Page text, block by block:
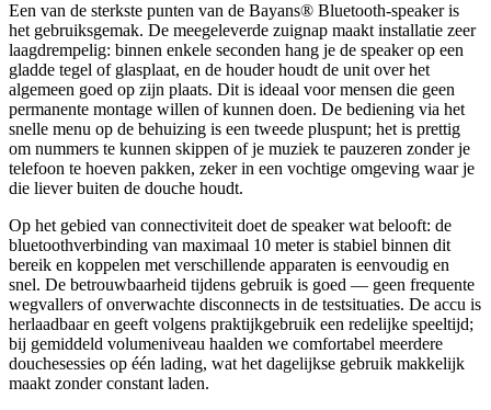
Een van de sterkste punten van de Bayans® Bluetooth-speaker is
het gebruiksgemak. De meegeleverde zuignap maakt installatie zeer
laagdrempelig: binnen enkele seconden hang je de speaker op een
gladde tegel of glasplaat, en de houder houdt de unit over het
algemeen goed op zijn plaats. Dit is ideaal voor mensen die geen
permanente montage willen of kunnen doen. De bediening via het
snelle menu op de behuizing is een tweede pluspunt; het is prettig
om nummers te kunnen skippen of je muziek te pauzeren zonder je
telefoon te hoeven pakken, zeker in een vochtige omgeving waar je
die liever buiten de douche houdt.
Op het gebied van connectiviteit doet de speaker wat belooft: de
bluetoothverbinding van maximaal 10 meter is stabiel binnen dit
bereik en koppelen met verschillende apparaten is eenvoudig en
snel. De betrouwbaarheid tijdens gebruik is goed — geen frequente
wegvallers of onverwachte disconnects in de testsituaties. De accu is
herlaadbaar en geeft volgens praktijkgebruik een redelijke speeltijd;
bij gemiddeld volumeniveau haalden we comfortabel meerdere
douchesessies op één lading, wat het dagelijkse gebruik makkelijk
maakt zonder constant laden.